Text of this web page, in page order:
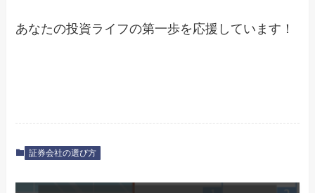
あなたの投資ライフの第一歩を応援しています！
証券会社の選び方